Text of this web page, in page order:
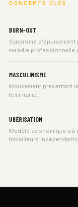
CONCEPTS CLÉS
BURN-OUT
Syndrome
maladie professionnelle
MASCULINISME
Mouvement présentant
féminisme.
UBÉRISATION
Modèle économique où
travailleurs